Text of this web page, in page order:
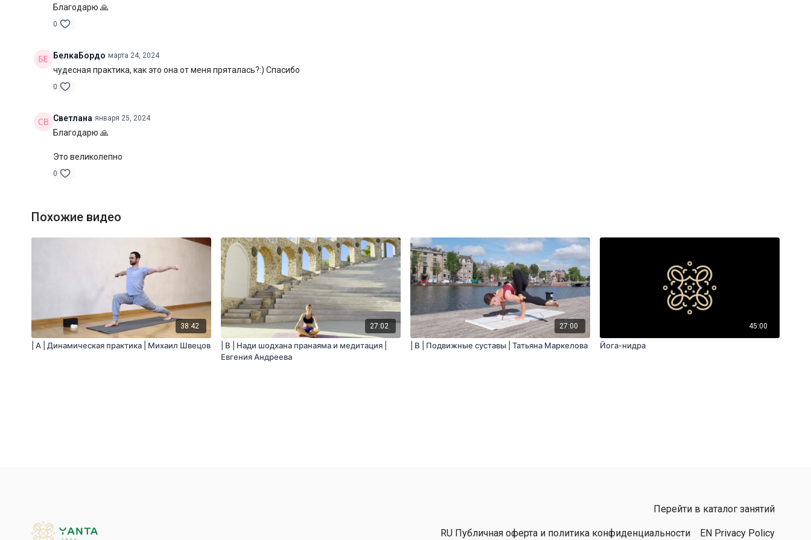
Благодарю 🙏
0
БелкаБордо марта 24, 2024
чудесная практика, как это она от меня пряталась?:) Спасибо
0
Светлана января 25, 2024
Благодарю 🙏
Это великолепно
0
Похожие видео
38:42
| A | Динамическая практика | Михаил Швецов
27:02
| B | Нади шодхана пранаяма и медитация |
Евгения Андреева
27:00
| B | Подвижные суставы | Татьяна Маркелова
45:00
Йога-нидра
Перейти в каталог занятий
RU Публичная оферта и политика конфиденциальности EN Privacy Policy